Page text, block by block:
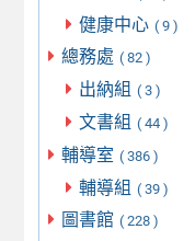
健康中心 ( 9 )
總務處 ( 82 )
出納組 ( 3 )
文書組 ( 44 )
輔導室 ( 386 )
輔導組 ( 39 )
圖書館 ( 228 )